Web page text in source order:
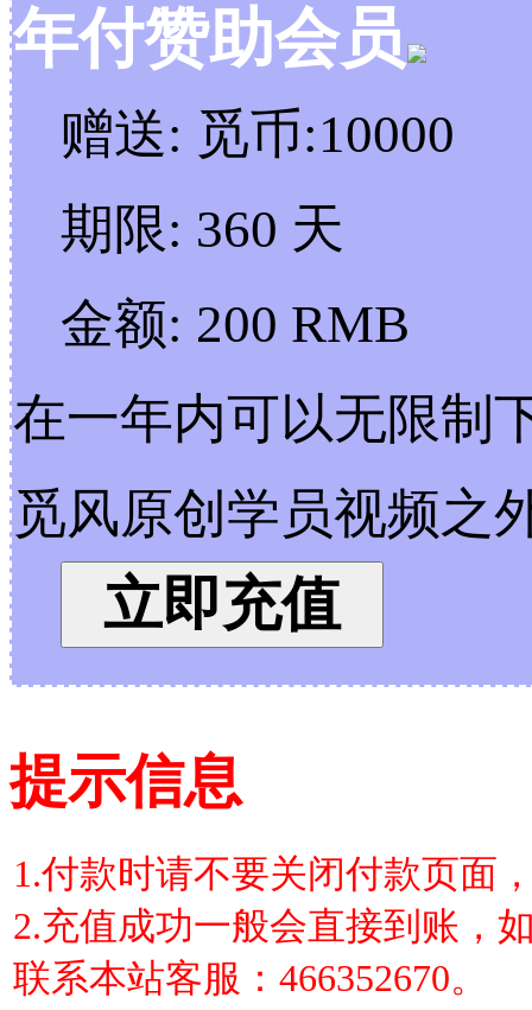
年付赞助会员
赠送: 觅币:10000
期限: 360 天
金额: 200 RMB
在一年内可以无限制
觅风原创学员视频之
立即充值
提示信息
1.付款时请不要关闭付款页面
2.充值成功一般会直接到账，
联系本站客服：466352670。